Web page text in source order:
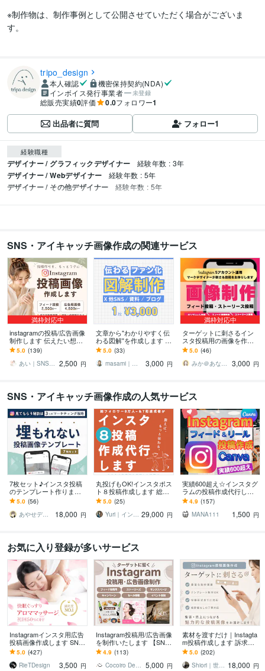
※制作物は、制作事例として公開させていただく場合がございま
す。
tripo_design
本人確認
機密保持契約(NDA)
インボイス発行事業者
未登録
総販売実績0評価 0.0フォロワー1
出品者に質問 フォロー1
経験職種
デザイナー / グラフィックデザイナー 経験年数 : 3年
デザイナー / Webデザイナー 経験年数 : 5年
デザイナー / その他デザイナー 経験年数 : 5年
SNS・アイキャッチ画像作成の関連サービス
満枠対応中
instagramの投稿/広告画像
制作します 伝えたい想い
を、目に留まるデザイン
へ
5.0 (139)
あい｜SNSデザイン 2,500 円
文章から"わかりやすく伝
わる図解"を作成します ブ
ログ図解・X図解・コンテ
ンツ図解お任せくださ
い！
5.0 (33)
masami｜スライド・Webデザイナー
3,000 円
満枠対応中
ターゲットに刺さるイン
スタ投稿用の画像を作成
します フィード投稿、ス
トーリーズ投稿、広告用
画像を作成いたします
5.0 (46)
みか＠あなたに寄り添うサポーター
3,000 円
SNS・アイキャッチ画像作成の人気サービス
7枚セット♪インスタ投稿
のテンプレート作ります
もうキレイなだけじゃダ
メ！3つの戦略で埋もれな
い投稿を制作
5.0 (56)
あやせデザイン
18,000 円
丸投げもOK!インスタポス
ト８投稿作成します 総FW
8万人〜達成＆個人法人の
インスタサポート件数70
件〜有
5.0 (25)
Yuri｜インスタ運用・WEBデザイン 29,000 円
実績600超え☆インスタグ
ラムの投稿作成代行しま
す Instagram運用OK☆フ
ィード・リールCanva制
作
4.9 (157)
MANA111
1,500 円
お気に入り登録が多いサービス
Instagramインスタ用広告
投稿画像作成します SNS
で集客アップ！！商品の
宣伝広告などにも♪
5.0 (427)
RieTDesign
3,500 円
Instagram投稿用/広告画像
を制作いたします 【SNS
画像】1枚だけでも表紙〜
サンクスページ丸々でもO
K♪
4.9 (113)
Cocoiro Design 5,000 円
素材を渡すだけ｜Instagta
m投稿作成します 訴求力
のあるフィード・リール
動画・広告画像作成しま
す
5.0 (202)
Shiori｜世界観クリエイター 18,000 円